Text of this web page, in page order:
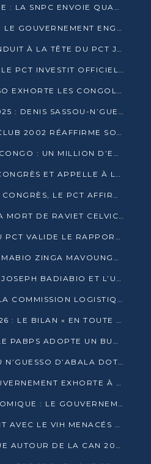
BOURSES D’EXCELLENCE : LA SNPC ENVOIE QUATRE NOUVEAUX TALENTS CONGOLAIS SE FORMER À BAKOU
MARCHÉS DOMANIAUX : LE GOUVERNEMENT ENGAGE LA STRUCTURATION DES TAXES D’ASSAINISSEMENT
PIERRE MOUSSA RECONDUIT À LA TÊTE DU PCT JUSQU’EN 2031
PRÉSIDENTIELLE 2026 : LE PCT INVESTIT OFFICIELLEMENT DENIS SASSOU NGUESSO
DENIS SASSOU-N’GUESSO EXHORTE LES CONGOLAIS À L’UNITÉ ET AU FAIR-PLAY DÉMOCRATIQUE EN 2026
RÉVEILLON D’ARMES 2025 : DENIS SASSOU-N’GUESSO GARANTIT DES ÉLECTIONS 2026 PAISIBLES ET SÉCURISÉES
CONGRÈS DU PCT : LE CLUB 2002 RÉAFFIRME SON SOUTIEN À DENIS SASSOU-N’GUESSO POUR 2026
ENTREPRENEURIAT AU CONGO : UN MILLION D’EUROS POUR FINANCER LES STARTUPS DÈS 2026
LE PCT OUVRE SON 6ᵉ CONGRÈS ET APPELLE À LA CANDIDATURE DE DENIS SASSOU NGUESSO
À TROIS JOURS DE SON CONGRÈS, LE PCT AFFIRME AVOIR ATTEINT TOUS SES OBJECTIFS
CE QUE L’ON SAIT DE LA MORT DE RAVIET CELVIC N’TSIANTSIE
LE COMITÉ CENTRAL DU PCT VALIDE LE RAPPORT DU CONGRÈS ET SOUTIENT DENIS SASSOU N’GUESSO
PRÉSIDENTIELLE 2026 : MABIO ZINGA MAVOUNGOU DÉCLARE SA CANDIDATURE ET CHARGE LE BILAN DU PCT
PRÉSIDENTIELLE 2026 : JOSEPH BADIABIO ET L’UDH-YUKI JOUENT LA PRUDENCE
6ᵉ CONGRÈS DU PCT : LA COMMISSION LOGISTIQUE ASSURE LA DISTRIBUTION DES KITS
QUINQUENNAT 2021-2026 : LE BILAN « EN TOUTE TRANSPARENCE » PRÉSENTÉ À LA PRESSE
ÉCONOMIE FLUVIALE : LE PABPS ADOPTE UN BUDGET 2026 DE PLUS DE 2,7 MILLIARDS FCFA
LE LYCÉE DENIS SASSOU N’GUESSO D’ABALA DOTÉ D’UNE SALLE MULTIMÉDIA
POINTE-NOIRE : LE GOUVERNEMENT EXHORTE À UN USAGE RESPONSABLE DU NOUVEAU MATÉRIEL MUNICIPAL
SITUATION SOCIOÉCONOMIQUE : LE GOUVERNEMENT INTERPELLÉ DEVANT LE SÉNAT
20.000 PATIENTS VIVANT AVEC LE VIH MENACÉS D’ARRÊT DE TRAITEMENT
AGL MOBILISE L’AFRIQUE AUTOUR DE LA CAN 2025